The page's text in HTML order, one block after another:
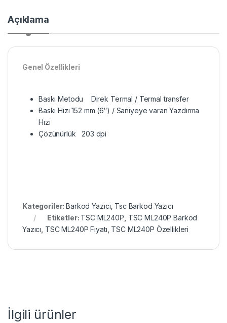
Açıklama
Genel Özellikleri
Baskı Metodu Direk Termal / Termal transfer
Baskı Hızı 152 mm (6″) / Saniyeye varan Yazdırma
Hızı
Çözünürlük 203 dpi
Kategoriler:Barkod Yazıcı Tsc Barkod Yazıcı
Etiketler: TSC ML240P TSC ML240P Barkod
Yazıcı TSC ML240P Fiyatı TSC ML240P Özellikleri
İlgili ürünler